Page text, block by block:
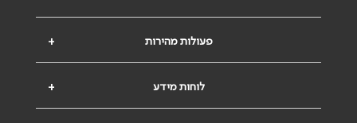
+ פעולות מהירות
+ לוחות מידע